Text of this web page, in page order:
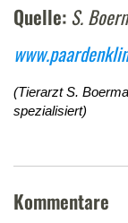
Quelle:S.
(Tierarzt S.
spezialisiert)
Kommentare